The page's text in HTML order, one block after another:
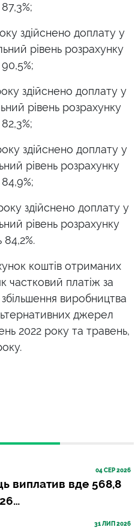
здійснено доплату у
рівень розрахунку
здійснено доплату у
рівень розрахунку
здійснено доплату у
рівень розрахунку
здійснено доплату у
рівень розрахунку
коштів отриманих
платіж за
виробництва
джерел
2022 року та травень,
04 СЕР 2026
виплатив вде 568,8
31 ЛИП 2026